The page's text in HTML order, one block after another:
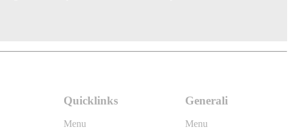
Quicklinks
Menu
Generali
Menu